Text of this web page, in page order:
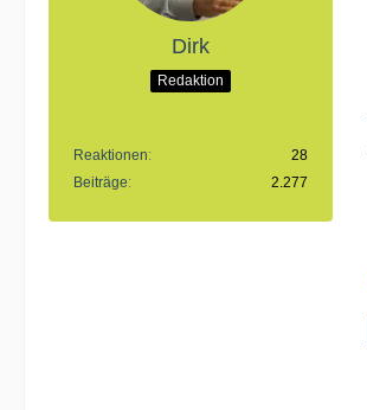
Dirk
Redaktion
Reaktionen
28
Beiträge
2.277